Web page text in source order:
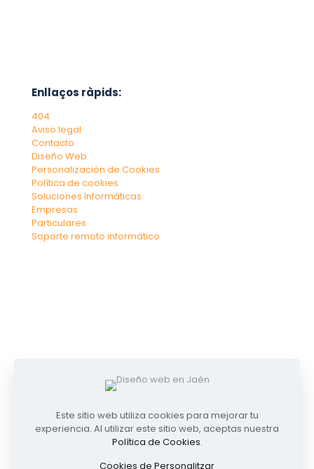
Enllaços ràpids:
404
Aviso legal
Contacto
Diseño Web
Personalización de Cookies
Política de cookies
Soluciones Informáticas
Empresas
Particulares
Soporte remoto informático
Este sitio web utiliza cookies para mejorar tu
experiencia. Al utilizar este sitio web, aceptas nuestra
Política de Cookies.
Cookies de Personalitzar